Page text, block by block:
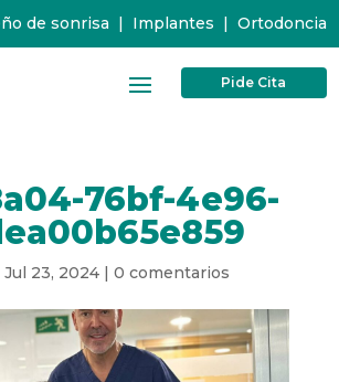
de sonrisa | Implantes | Ortodoncia
Pide Cita
76bf-4e96-
Jul 23, 2024| 0 comentarios